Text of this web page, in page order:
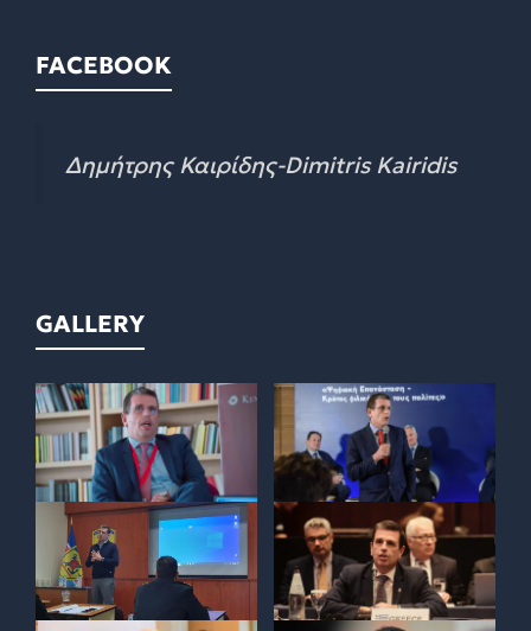
FACEBOOK
Δημήτρης Καιρίδης-Dimitris Kairidis
GALLERY